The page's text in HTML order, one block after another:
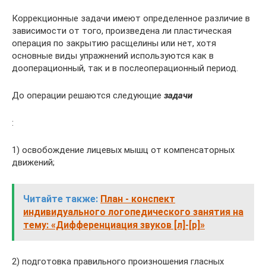
Коррекционные задачи имеют определенное различие в
зависимости от того, произведена ли пластическая
операция по закрытию расщелины или нет, хотя
основные виды упражнений используются как в
дооперационный, так и в послеоперационный период.
До операции решаются следующие задачи
:
1) освобождение лицевых мышц от компенсаторных
движений;
Читайте также: План - конспект
индивидуального логопедического занятия на
тему: «Дифференциация звуков [л]-[р]»
2) подготовка правильного произношения гласных